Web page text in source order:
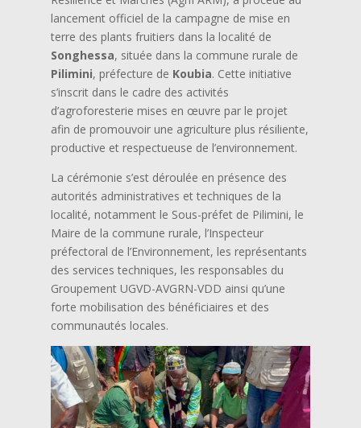
lancement officiel de la campagne de mise en
terre des plants fruitiers dans la localité de
Songhessa, située dans la commune rurale de
Pilimini, préfecture de Koubia. Cette initiative
s’inscrit dans le cadre des activités
d’agroforesterie mises en œuvre par le projet
afin de promouvoir une agriculture plus résiliente,
productive et respectueuse de l’environnement.
La cérémonie s’est déroulée en présence des
autorités administratives et techniques de la
localité, notamment le Sous-préfet de Pilimini, le
Maire de la commune rurale, l’Inspecteur
préfectoral de l’Environnement, les représentants
des services techniques, les responsables du
Groupement UGVD-AVGRN-VDD ainsi qu’une
forte mobilisation des bénéficiaires et des
communautés locales.